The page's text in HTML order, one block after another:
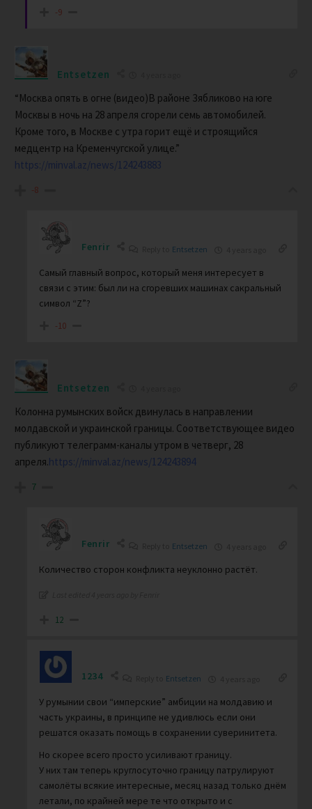
-9
Entsetzen
“Москва опять в огне (видео)В районе Зябликово на юге
Москвы в ночь на 28 апреля сгорели семь автомобилей.
Кроме того, в Москве с утра горит ещё и строящийся
медцентр на Кременчугской улице.”
https://minval.az/news/124243883
-8
Fenrir Entsetzen
Самый главный вопрос, который меня интересует в
связи с этим: был ли на сгоревших машинах сакральный
символ “Z”?
-10
Entsetzen
Колонна румынских войск двинулась в направлении
молдавской и украинской границы. Соответствующее видео
публикуют телеграмм-каналы утром в четверг, 28
апреля.https://minval.az/news/124243894
7
Fenrir Entsetzen
Количество сторон конфликта неуклонно растёт.
12
1234 Entsetzen
У румынии свои “имперские” амбиции на молдавию и
часть украины, в принципе не удивлюсь если они
решатся оказать помощь в сохранении суверинитета.
Но скорее всего просто усиливают границу.
У них там теперь круглосуточно границу патрулируют
самолёты всякие интересные, месяц назад только днём
летали, по крайней мере те что открыто и с